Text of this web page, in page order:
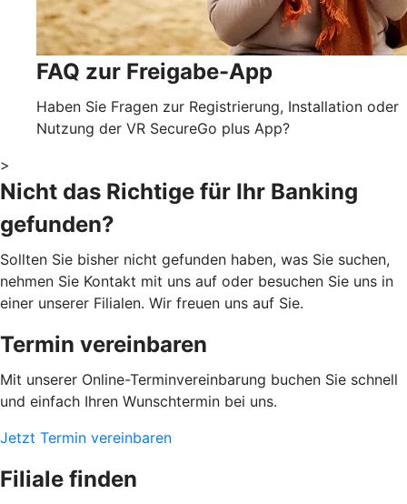
FAQ zur Freigabe-App
Haben Sie Fragen zur Registrierung, Installation oder
Nutzung der VR SecureGo plus App?
>
Nicht das Richtige für Ihr Banking
gefunden?
Sollten Sie bisher nicht gefunden haben, was Sie suchen,
nehmen Sie Kontakt mit uns auf oder besuchen Sie uns in
einer unserer Filialen. Wir freuen uns auf Sie.
Termin vereinbaren
Mit unserer Online-Terminvereinbarung buchen Sie schnell
und einfach Ihren Wunschtermin bei uns.
Jetzt Termin vereinbaren
Filiale finden